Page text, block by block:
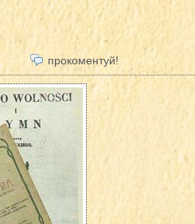
прокоментуй!